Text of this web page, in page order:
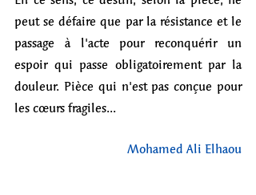
peut se défaire que par la résistance et le
passage à l'acte pour reconquérir un
espoir qui passe obligatoirement par la
douleur. Pièce qui n'est pas conçue pour
les cœurs fragiles...
Mohamed Ali Elhaou